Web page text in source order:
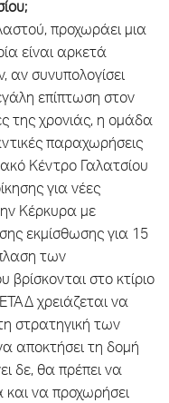
προχωράει μια
είναι αρκετά
συνυπολογίσει
επίπτωση στον
της χρονιάς, η ομάδα
παραχωρήσεις
Κέντρο Γαλατσίου
για νέες
Κέρκυρα με
εκμίσθωσης για 15
των
στο κτίριο
χρειάζεται να
στρατηγική των
αποκτήσει τη δομή
δε, θα πρέπει να
και να προχωρήσει